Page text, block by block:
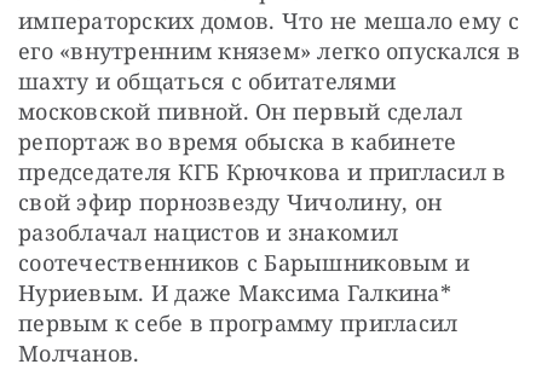
императорских домов. Что не мешало ему с
его «внутренним князем» легко опускался в
шахту и общаться с обитателями
московской пивной. Он первый сделал
репортаж во время обыска в кабинете
председателя КГБ Крючкова и пригласил в
свой эфир порнозвезду Чичолину, он
разоблачал нацистов и знакомил
соотечественников с Барышниковым и
Нуриевым. И даже Максима Галкина*
первым к себе в программу пригласил
Молчанов.